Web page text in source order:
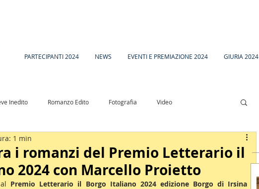
PARTECIPANTI 2024 NEWS EVENTI E PREMIAZIONE 2024 GIURIA 2024
Inedito Romanzo Edito Fotografia Video
Notizie
i romanzi del Premio Letterario il
2024 con Marcello Proietto
1 min
Premio Letterario il Borgo Italiano 2024 edizione Borgo di Irsina